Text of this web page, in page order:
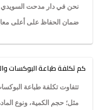
نحن في دار مدحت السويدي
ضمان الحفاظ على أعلى
كم تكلفة طباعة البوكسات
تتفاوت تكلفة طباعة
مثل؛ حجم الكمية، ونوع